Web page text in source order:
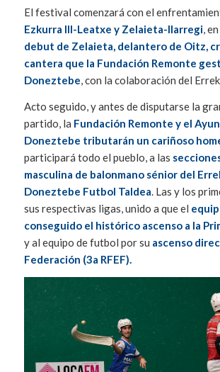
El festival comenzará con el
Ezkurra III-Leatxe y Zelaieta-Ilarregi,
debut de Zelaieta, delantero de Oitz,
cantera que la Fundación Remonte
Doneztebe, con la colaboración del
Acto seguido, y antes de disputarse la
partido, la Fundación Remonte y el
Doneztebe tributarán un cariñoso
participará todo el pueblo, a las
masculina de balonmano sénior del
Doneztebe Futbol Taldea. Las y los
sus respectivas ligas, unido a que el
conseguido el histórico ascenso a la
y al equipo de futbol por su ascenso
Federación (3a RFEF).